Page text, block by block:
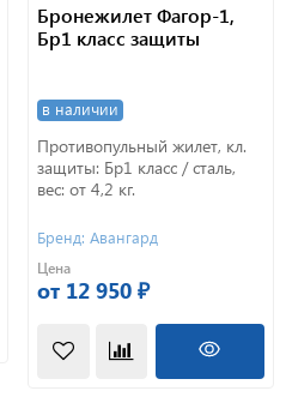
Бронежилет Фагор-1,
Бр1 класс защиты
в наличии
Противопульный жилет, кл.
защиты: Бр1 класс / сталь,
вес: от 4,2 кг.
Бренд: Авангард
Цена
от 12 950 ₽